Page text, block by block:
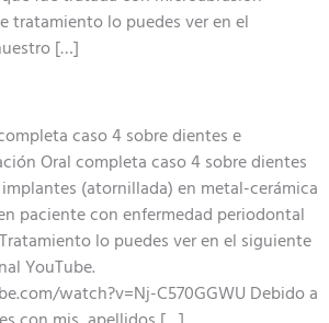
tratamiento lo puedes ver en el
[…]
caso 4 sobre dientes e
Oral completa caso 4 sobre dientes
(atornillada) en metal-cerámica
paciente con enfermedad periodontal
lo puedes ver en el siguiente
YouTube.
watch?v=Nj-C570GGWU Debido a